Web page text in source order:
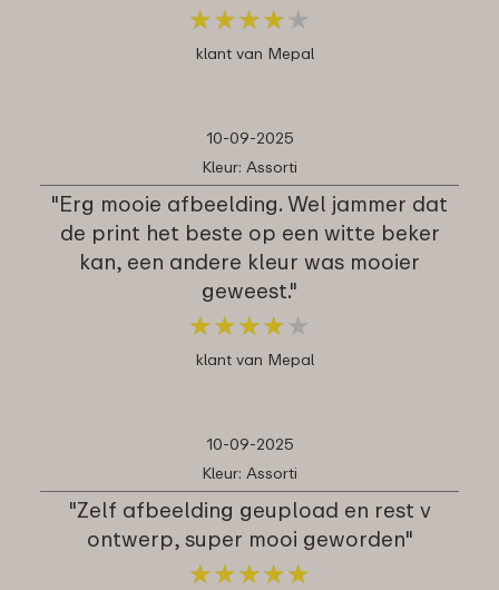
★★★★ ★
★★★★ ★
klant van Mepal
10-09-2025
Kleur: Assorti
"Erg mooie afbeelding. Wel jammer dat
de print het beste op een witte beker
kan, een andere kleur was mooier
geweest."
★★★★ ★
★★★★ ★
klant van Mepal
10-09-2025
Kleur: Assorti
"Zelf afbeelding geupload en rest v
ontwerp, super mooi geworden"
★★★★★
★★★★★